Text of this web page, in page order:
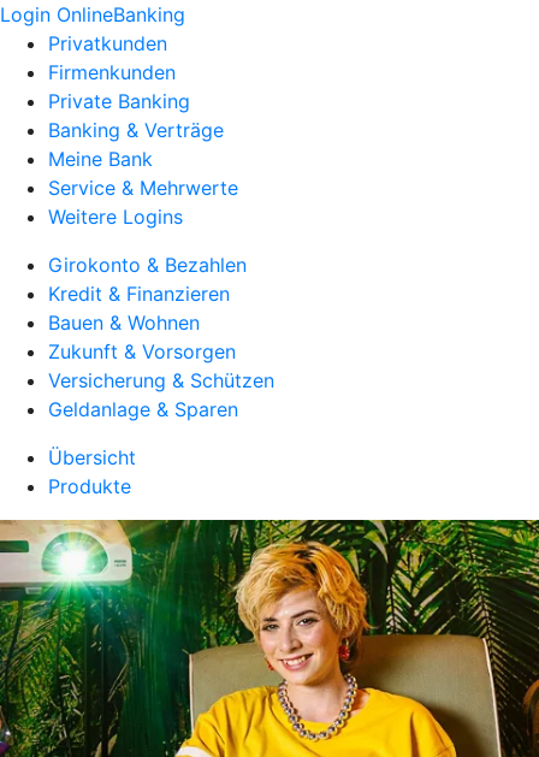
Login OnlineBanking
Privatkunden
Firmenkunden
Private Banking
Banking & Verträge
Meine Bank
Service & Mehrwerte
Weitere Logins
Girokonto & Bezahlen
Kredit & Finanzieren
Bauen & Wohnen
Zukunft & Vorsorgen
Versicherung & Schützen
Geldanlage & Sparen
Übersicht
Produkte